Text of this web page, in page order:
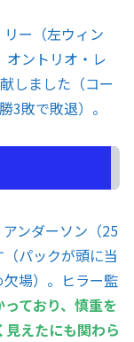
ー（左ウィン
オントリオ・レ
しました（コー
3敗で敗退）。
ンダーソン（25
パックが頭に当
場）。ヒラー監
ており、慎重を
えたにも関わら